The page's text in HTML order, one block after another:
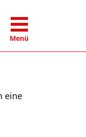
Menü
eine